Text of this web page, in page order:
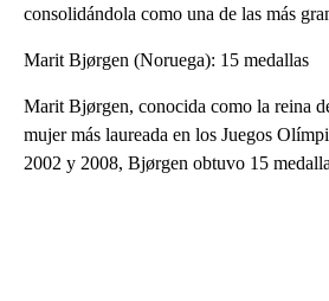
consolidándola como una de las más
Marit Bjørgen (Noruega): 15 medallas
Marit Bjørgen, conocida como la reina
mujer más laureada en los Juegos
2002 y 2008, Bjørgen obtuvo 15